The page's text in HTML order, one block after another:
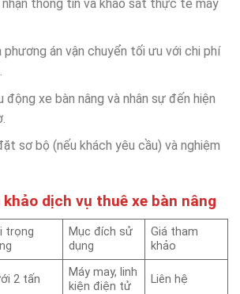
thông tin và khảo sát thực tế máy
án vận chuyển tối ưu với chi phí
xe bàn nâng và nhân sự đến hiện
sơ bộ (nếu khách yêu cầu) và nghiệm
dịch vụ thuê xe bàn nâng
trọng
Mục đích sử
dụng
Giá tham
khảo
2 tấn
Máy may, linh
kiện điện tử
Liên hệ